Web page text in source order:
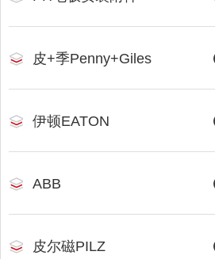
皮+季Penny+Giles
伊顿EATON
ABB
皮尔磁PILZ